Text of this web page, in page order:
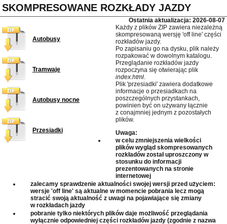
SKOMPRESOWANE ROZKŁADY JAZDY
Ostatnia aktualizacja: 2026-08-07
Autobusy
Tramwaje
Autobusy nocne
Przesiadki
Każdy z plików ZIP zawiera niezależną
skompresowaną wersję 'off line' części
rozkładów jazdy.
Po zapisaniu go na dysku, plik należy
rozpakować w dowolnym katalogu.
Przeglądanie rozkładów jazdy
rozpoczyna się otwierając plik
index.html.
Plik 'przesiadki' zawiera dodatkowe
informacje o przesiadkach na
poszczególnych przystankach,
powinien być on używany łącznie
z conajmniej jednym z pozostałych
plików.
Uwaga:
w celu zmniejszenia wielkości
plików wygląd skompresowanych
rozkładów został uproszczony w
stosunku do informacji
prezentowanych na stronie
internetowej
zalecamy sprawdzenie aktualności swojej wersji przed użyciem:
wersje 'off line' są aktualne w momencie pobrania lecz mogą
stracić swoją aktualność z uwagi na pojawiające się zmiany
w rozkładach jazdy
pobranie tylko niektórych plików daje możliwość przeglądania
wyłącznie odpowiedniej części rozkładów jazdy (zgodnie z nazwa